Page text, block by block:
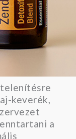
keverék,
a